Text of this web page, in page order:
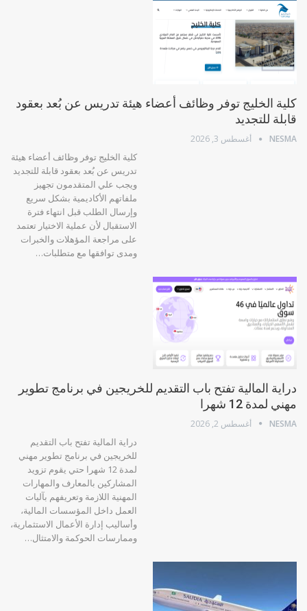
كلية الخليج توفر وظائف أعضاء هيئة تدريس عن بُعد بعقود
قابلة للتجديد
NESMA أغسطس 3, 2026
كلية الخليج توفر وظائف أعضاء هيئة
تدريس عن بُعد بعقود قابلة للتجديد
ويجب علي المتقدمون تجهيز
ملفاتهم الأكاديمية بشكل سريع
وإرسال الطلب قبل انتهاء فترة
الاستقبال لأن عملية الاختيار تعتمد
على مراجعة المؤهلات والخبرات
ومدى توافقها مع متطلبات…
دراية المالية تفتح باب التقديم للخريجين في برنامج تطوير
مهني لمدة 12 شهرا
NESMA أغسطس 2, 2026
دراية المالية تفتح باب التقديم
للخريجين في برنامج تطوير مهني
لمدة 12 شهرا حتي يقوم تزويد
المشاركين بالمعارف والمهارات
المهنية اللازمة وتعريفهم بآليات
العمل داخل المؤسسات المالية،
وأساليب إدارة الأعمال الاستثمارية،
وممارسات الحوكمة والامتثال…